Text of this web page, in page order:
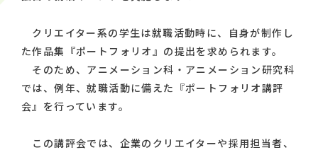
クリエイター系の学生は就職活動時に、自身が制作し
た作品集『ポートフォリオ』の提出を求められます。
そのため、アニメーション科・アニメーション研究科
では、例年、就職活動に備えた『ポートフォリオ講評
会』を行っています。
この講評会では、企業のクリエイターや採用担当者、